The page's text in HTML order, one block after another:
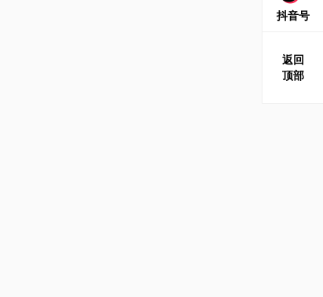
抖音号
返回
顶部